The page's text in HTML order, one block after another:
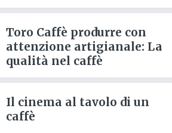
Toro Caffè produrre con
attenzione artigianale: La
qualità nel caffè
Il cinema al tavolo di un
caffè